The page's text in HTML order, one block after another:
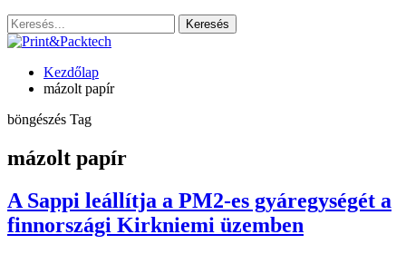
Kezdőlap
mázolt papír
böngészés Tag
mázolt papír
A Sappi leállítja a PM2-es gyáregységét a
finnországi Kirkniemi üzemben